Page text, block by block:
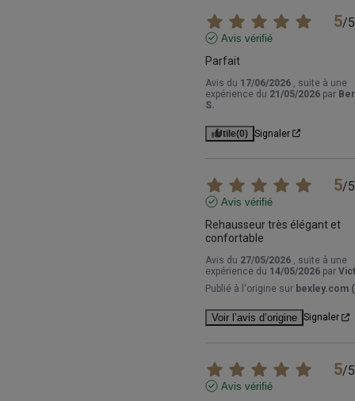
5/5
Avis vérifié
Parfait
Avis du 17/06/2026
, suite à une
expérience du 21/05/2026 par
S.
Utile(0) Signaler
5/5
Avis vérifié
Rehausseur très élégant et
confortable
Avis du 27/05/2026
, suite à une
expérience du 14/05/2026 par
Publié à l'origine sur bexley.com
Voir l’avis d’origine Signaler
5/5
Avis vérifié